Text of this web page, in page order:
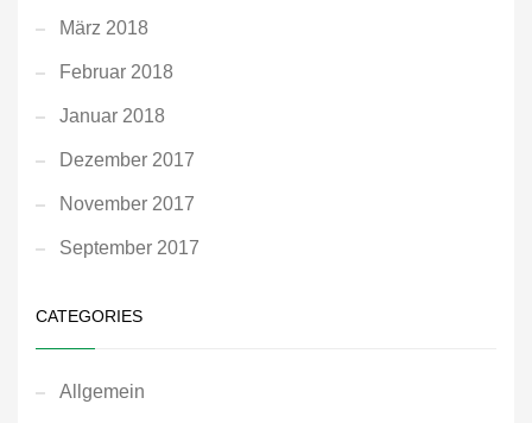
März 2018
Februar 2018
Januar 2018
Dezember 2017
November 2017
September 2017
CATEGORIES
Allgemein